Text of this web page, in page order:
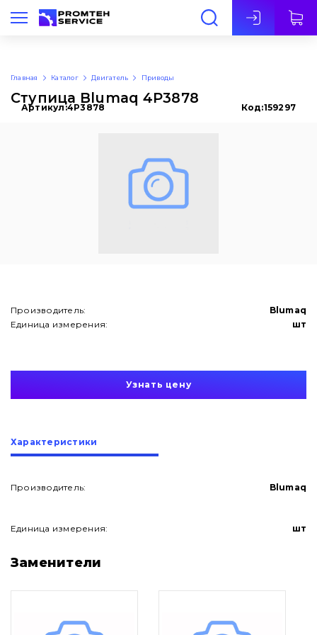
Рус
Контакты
Главная Каталог Двигатель Приводы
Ступица Blumaq 4P3878
Артикул:4P3878 Код:159297
Производитель:
Blumaq
Единица измерения:
шт
Узнать цену
Характеристики
Производитель: Blumaq
Единица измерения: шт
Заменители